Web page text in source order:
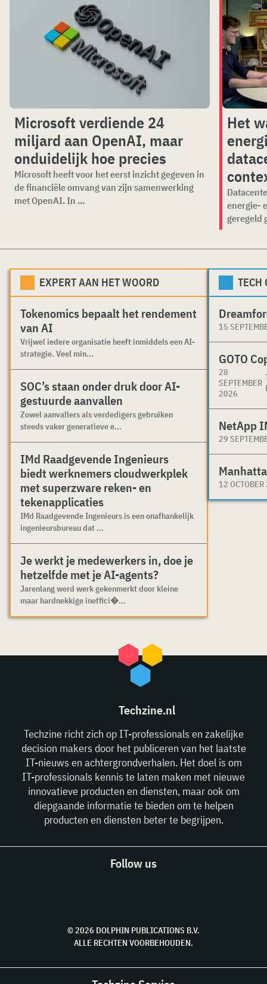
Microsoft verdiende 24
miljard aan OpenAI, maar
onduidelijk hoe precies
Microsoft heeft voor het eerst inzicht gegeven in
de financiële omvang van zijn samenwerking
met OpenAI. In ...
Het
energie-
geregeld
EXPERT AAN HET WOORD
Tokenomics bepaalt het rendement
van AI
Vrijwel iedere organisatie heeft inmiddels een AI-
strategie. Veel min...
SOC’s staan onder druk door AI-
gestuurde aanvallen
Zowel aanvallers als verdedigers gebruiken
steeds vaker generatieve e...
IMd Raadgevende Ingenieurs
biedt werknemers cloudwerkplek
met superzware reken- en
tekenapplicaties
IMd Raadgevende Ingenieurs is een onafhankelijk
ingenieursbureau dat ...
Je werkt je medewerkers in, doe je
hetzelfde met je AI-agents?
Jarenlang werd werk gekenmerkt door kleine
maar hardnekkige ineffici�...
TECH
15
GOTO
28
SEPTEMBER
2026
NetApp
29
12
Techzine.nl
Techzine richt zich op IT-professionals en zakelijke
decision makers door het publiceren van het laatste
IT-nieuws en achtergrondverhalen. Het doel is om
IT-professionals kennis te laten maken met nieuwe
innovatieve producten en diensten, maar ook om
diepgaande informatie te bieden om te helpen
producten en diensten beter te begrijpen.
Follow us
© 2026 DOLPHIN PUBLICATIONS B.V.
ALLE RECHTEN VOORBEHOUDEN.